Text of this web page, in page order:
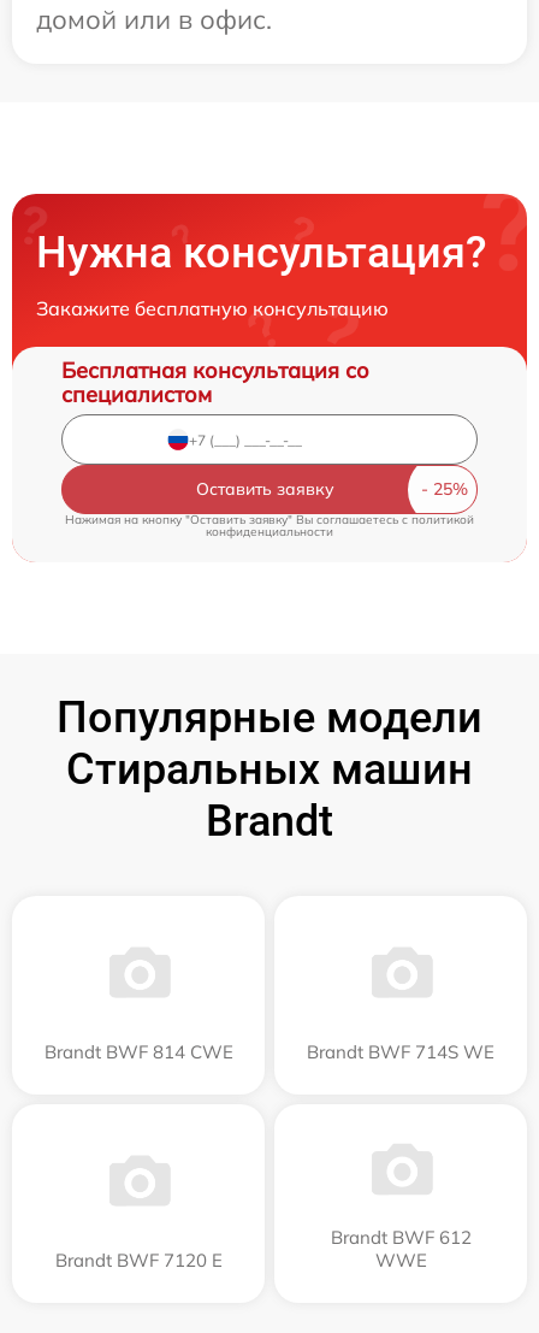
домой или в офис.
Нужна консультация?
Закажите бесплатную консультацию
Бесплатная консультация со
специалистом
Оставить заявку
Нажимая на кнопку "Оставить заявку" Вы соглашаетесь c политикой
конфиденциальности
Популярные модели
Стиральных машин
Brandt
Brandt BWF 814 CWE Brandt BWF 714S WE
Brandt BWF 7120 E
Brandt BWF 612
WWE